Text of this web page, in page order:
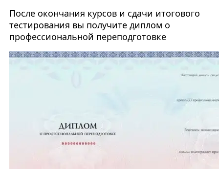
После окончания курсов и сдачи итогового
тестирования вы получите диплом о
профессиональной переподготовке